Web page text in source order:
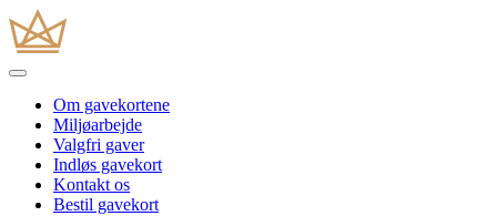
Om gavekortene
Miljøarbejde
Valgfri gaver
Indløs gavekort
Kontakt os
Bestil gavekort